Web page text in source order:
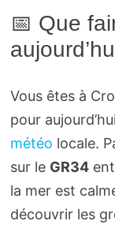
📅 Que
Vous êtes à
pour
météo locale.
sur le GR34
la mer est
découvrir les